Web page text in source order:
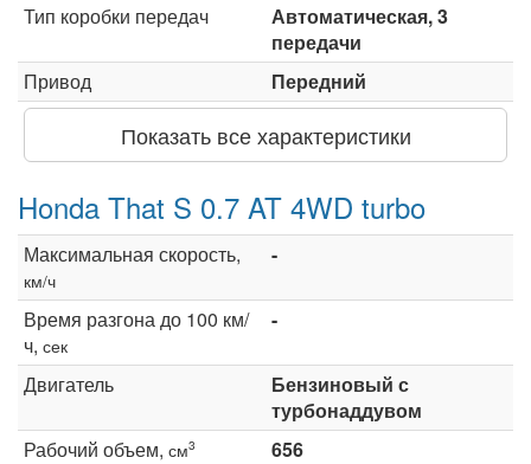
Тип коробки передач
Автоматическая, 3
передачи
Привод
Передний
Показать все характеристики
Honda That S 0.7 AT 4WD turbo
Максимальная скорость,
км/ч
-
Время разгона до 100 км/
ч, сек
-
Двигатель
Бензиновый с
турбонаддувом
Рабочий объем, см3
656